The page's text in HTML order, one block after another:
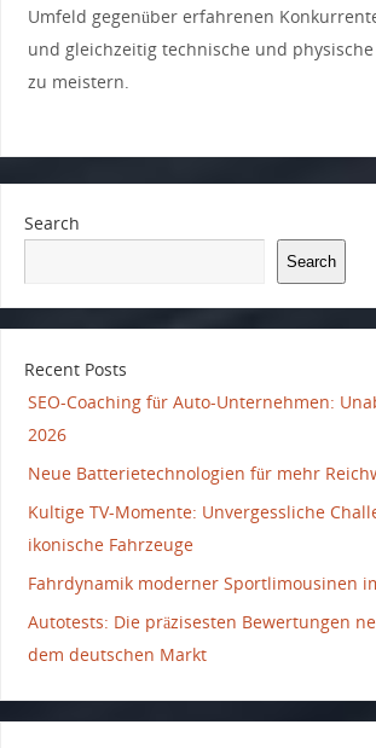
Umfeld⁣ gegenüber erfahrenen
⁣und gleichzeitig technische und
zu meistern.
Search
Search
Recent Posts
SEO-Coaching für Auto-Unternehmen:
2026
Neue Batterietechnologien für mehr
Kultige TV-Momente: Unvergessliche
ikonische Fahrzeuge
Fahrdynamik moderner Sportlimousinen
Autotests: Die präzisesten Bewertungen
dem deutschen Markt